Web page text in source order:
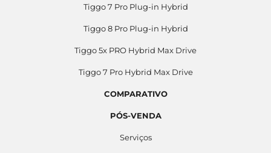
Tiggo 7 Pro Plug-in Hybrid
Tiggo 8 Pro Plug-in Hybrid
Tiggo 5x PRO Hybrid Max Drive
Tiggo 7 Pro Hybrid Max Drive
COMPARATIVO
PÓS-VENDA
Serviços